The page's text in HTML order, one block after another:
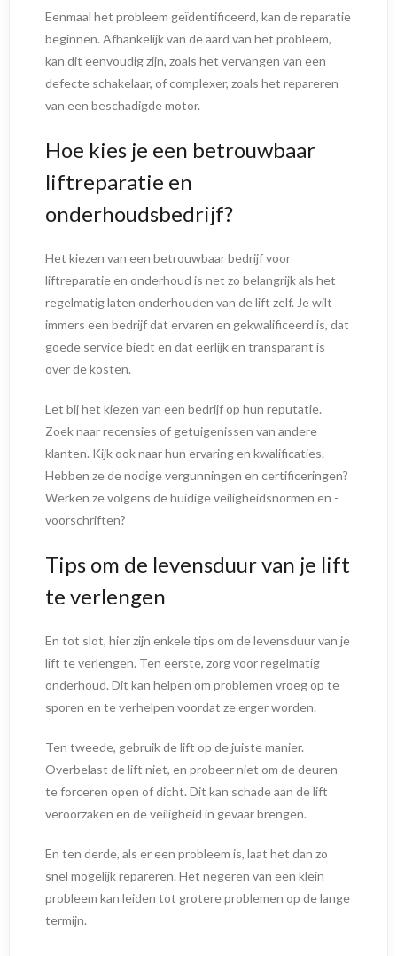
Eenmaal het probleem geïdentificeerd, kan de reparatie
beginnen. Afhankelijk van de aard van het probleem,
kan dit eenvoudig zijn, zoals het vervangen van een
defecte schakelaar, of complexer, zoals het repareren
van een beschadigde motor.
Hoe kies je een betrouwbaar
liftreparatie en
onderhoudsbedrijf?
Het kiezen van een betrouwbaar bedrijf voor
liftreparatie en onderhoud is net zo belangrijk als het
regelmatig laten onderhouden van de lift zelf. Je wilt
immers een bedrijf dat ervaren en gekwalificeerd is, dat
goede service biedt en dat eerlijk en transparant is
over de kosten.
Let bij het kiezen van een bedrijf op hun reputatie.
Zoek naar recensies of getuigenissen van andere
klanten. Kijk ook naar hun ervaring en kwalificaties.
Hebben ze de nodige vergunningen en certificeringen?
Werken ze volgens de huidige veiligheidsnormen en -
voorschriften?
Tips om de levensduur van je lift
te verlengen
En tot slot, hier zijn enkele tips om de levensduur van je
lift te verlengen. Ten eerste, zorg voor regelmatig
onderhoud. Dit kan helpen om problemen vroeg op te
sporen en te verhelpen voordat ze erger worden.
Ten tweede, gebruik de lift op de juiste manier.
Overbelast de lift niet, en probeer niet om de deuren
te forceren open of dicht. Dit kan schade aan de lift
veroorzaken en de veiligheid in gevaar brengen.
En ten derde, als er een probleem is, laat het dan zo
snel mogelijk repareren. Het negeren van een klein
probleem kan leiden tot grotere problemen op de lange
termijn.